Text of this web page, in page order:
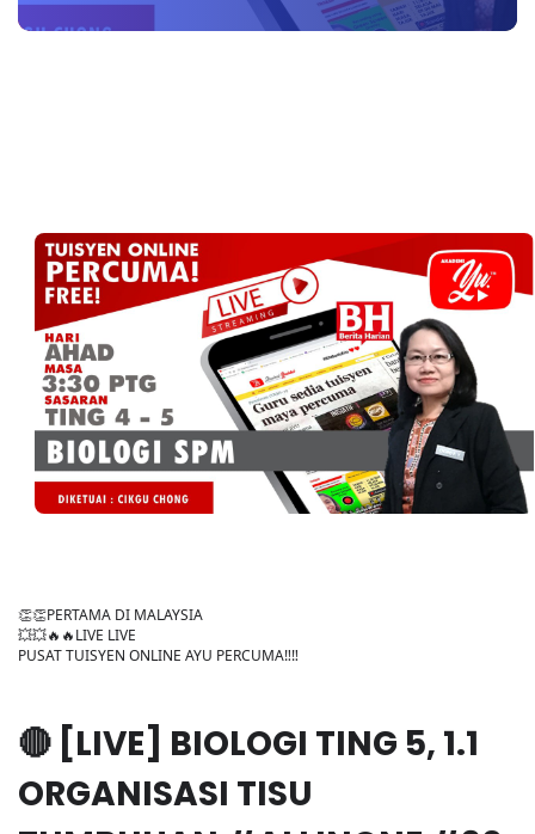
👏👏PERTAMA DI MALAYSIA
💥💥🔥🔥LIVE LIVE
PUSAT TUISYEN ONLINE AYU PERCUMA‼️‼️
🔴 [LIVE] BIOLOGI TING 5, 1.1
ORGANISASI TISU